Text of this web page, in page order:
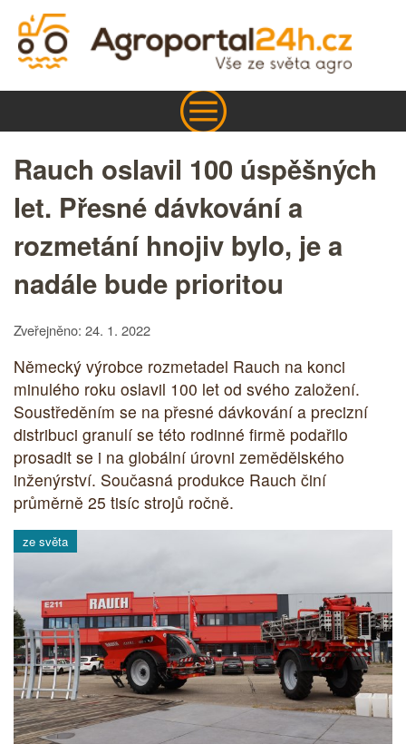
Rauch oslavil 100 úspěšných
let. Přesné dávkování a
rozmetání hnojiv bylo, je a
nadále bude prioritou
Zveřejněno: 24. 1. 2022
Německý výrobce rozmetadel Rauch na konci
minulého roku oslavil 100 let od svého založení.
Soustředěním se na přesné dávkování a precizní
distribuci granulí se této rodinné firmě podařilo
prosadit se i na globální úrovni zemědělského
inženýrství. Současná produkce Rauch činí
průměrně 25 tisíc strojů ročně.
ze světa